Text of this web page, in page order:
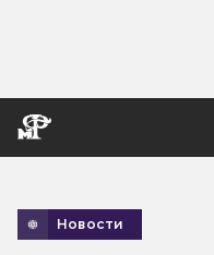
Новости